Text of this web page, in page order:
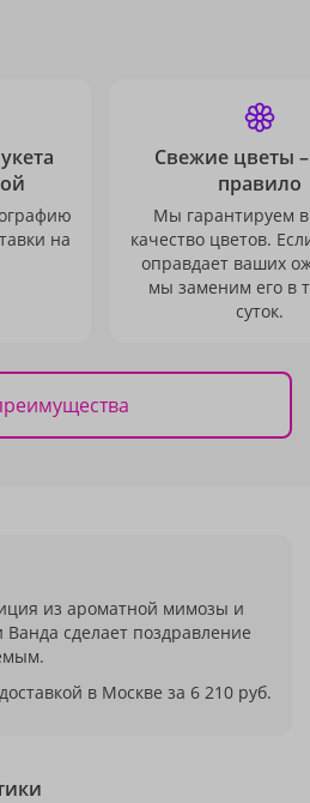
на
Свежие цветы
правило
Мы гарантируем
качество цветов.
оправдает ваших
мы заменим его в
суток.
из ароматной мимозы и
сделает поздравление
в Москве за 6 210 руб.